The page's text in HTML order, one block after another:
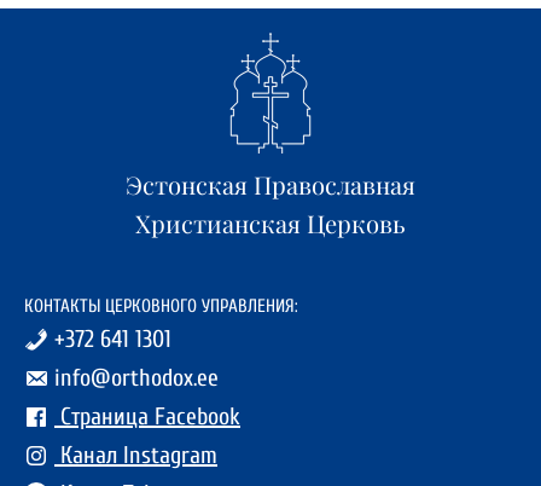
Эстонская Православная
Христианская Церковь
КОНТАКТЫ ЦЕРКОВНОГО УПРАВЛЕНИЯ:
+372 641 1301
info@orthodox.ee
Страница Facebook
Канал Instagram